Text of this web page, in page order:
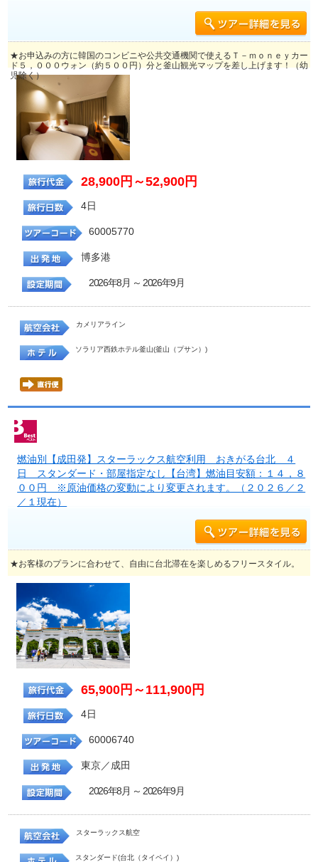
★お申込みの方に韓国のコンビニや公共交通機関で使えるＴ－ｍｏｎｅｙカー
ド５，０００ウォン（約５００円）分と釜山観光マップを差し上げます！（幼
児除く）
28,900円～52,900円
4日
60005770
博多港
2026年8月 ～ 2026年9月
カメリアライン
ソラリア西鉄ホテル釜山(釜山（プサン）)
燃油別【成田発】スターラックス航空利用 おきがる台北 ４
日 スタンダード・部屋指定なし【台湾】燃油目安額：１４，８
００円 ※原油価格の変動により変更されます。（２０２６／２
／１現在）
★お客様のプランに合わせて、自由に台北滞在を楽しめるフリースタイル。
65,900円～111,900円
4日
60006740
東京／成田
2026年8月 ～ 2026年9月
スターラックス航空
スタンダード(台北（タイペイ）)